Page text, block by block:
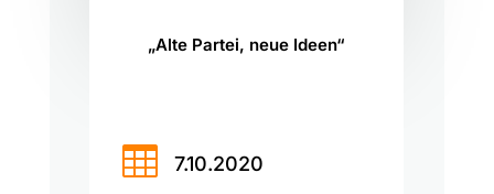
„Alte Partei, neue Ideen“
 7.10.2020